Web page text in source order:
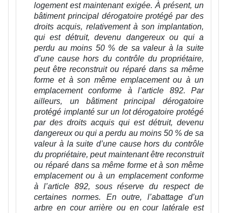
logement est maintenant exigée. À présent, un
bâtiment principal dérogatoire protégé par des
droits acquis, relativement à son implantation,
qui est détruit, devenu dangereux ou qui a
perdu au moins 50 % de sa valeur à la suite
d’une cause hors du contrôle du propriétaire,
peut être reconstruit ou réparé dans sa même
forme et à son même emplacement ou à un
emplacement conforme à l’article 892. Par
ailleurs, un bâtiment principal dérogatoire
protégé implanté sur un lot dérogatoire protégé
par des droits acquis qui est détruit, devenu
dangereux ou qui a perdu au moins 50 % de sa
valeur à la suite d’une cause hors du contrôle
du propriétaire, peut maintenant être reconstruit
ou réparé dans sa même forme et à son même
emplacement ou à un emplacement conforme
à l’article 892, sous réserve du respect de
certaines normes. En outre, l’abattage d’un
arbre en cour arrière ou en cour latérale est